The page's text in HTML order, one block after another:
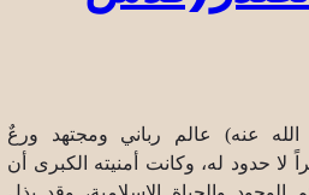
الله عنه) عالم رباني ومجتهد ورعٌ
حدود له، وكانت أمنيته الكبرى أن